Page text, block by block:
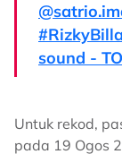
sound -
Untuk rekod,
pada 19 Ogos